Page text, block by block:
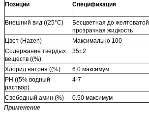
Позиции Спецификация
Внешний вид ((25°C)
Бесцветная до желтоватой
прозрачная жидкость
Цвет (Hazen) Максимально 100
Содержание твердых
веществ ((%)
35±2
Хлорид натрия ((%) 6.0 максимум
PH ((5% водный
раствор)
4-7
Свободный амин (%) 0.50 максимум
Применение